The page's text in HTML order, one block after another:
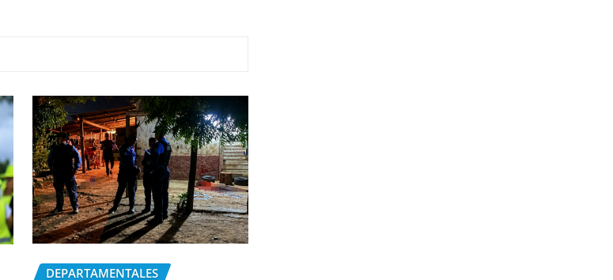
DEPARTAMENTALES